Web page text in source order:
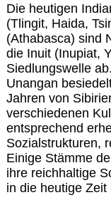
Die heutigen
(Tlingit, Haida,
(Athabasca) sind
die Inuit (Inupiat,
Siedlungswelle
Unangan
Jahren von
verschiedenen
entsprechend
Sozialstrukturen,
Einige Stämme
ihre reichhaltige
in die heutige